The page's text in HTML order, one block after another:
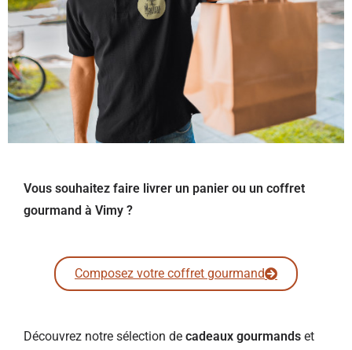
Vous souhaitez faire livrer un panier ou un coffret
gourmand à Vimy ?
Composez votre coffret gourmand
Découvrez notre sélection de cadeaux gourmands et